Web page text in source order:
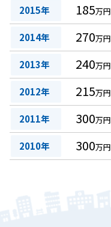
2015年 185万円
2014年 270万円
2013年 240万円
2012年 215万円
2011年 300万円
2010年 300万円